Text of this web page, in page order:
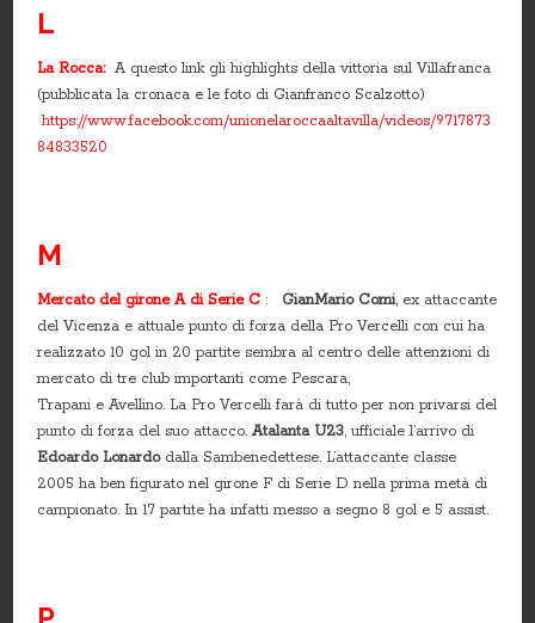
L
La Rocca: A questo link gli highlights della vittoria sul Villafranca
(pubblicata la cronaca e le foto di Gianfranco Scalzotto)
https://www.facebook.com/unionelaroccaaltavilla/videos/9717873
84833520
M
Mercato del girone A di Serie C : GianMario Comi, ex attaccante
del Vicenza e attuale punto di forza della Pro Vercelli con cui ha
realizzato 10 gol in 20 partite sembra al centro delle attenzioni di
mercato di tre club importanti come Pescara,
Trapani e Avellino. La Pro Vercelli farà di tutto per non privarsi del
punto di forza del suo attacco.Atalanta U23, ufficiale l’arrivo di
Edoardo Lonardodalla Sambenedettese. L’attaccante classe
2005 ha ben figurato nel girone F di Serie D nella prima metà di
campionato. In 17 partite ha infatti messo a segno 8 gol e 5 assist.